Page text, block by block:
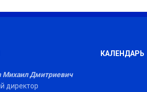
Михаил Дмитриевич
директор
КАЛЕНДАРЬ